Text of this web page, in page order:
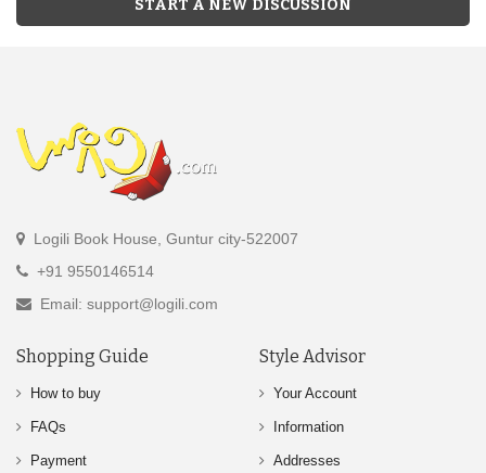
START A NEW DISCUSSION
Logili Book House, Guntur city-522007
+91 9550146514
Email: support@logili.com
Shopping Guide
How to buy
FAQs
Payment
Style Advisor
Your Account
Information
Addresses